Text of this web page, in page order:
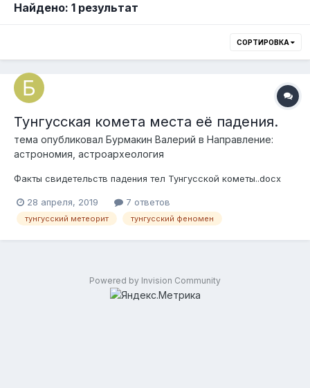
Найдено: 1 результат
СОРТИРОВКА
Тунгусская комета места её падения.
тема опубликовал Бурмакин Валерий в Направление:
астрономия, астроархеология
Факты свидетельств падения тел Тунгусской кометы..docx
28 апреля, 2019 7 ответов
тунгусский метеорит тунгусский феномен
Powered by Invision Community